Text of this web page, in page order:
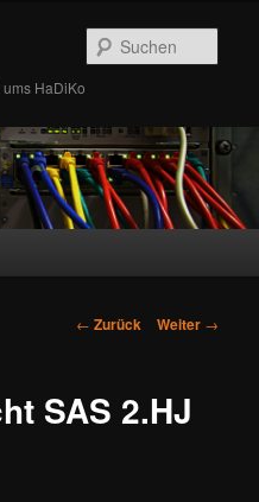
HaDiKo
Beitrags-
← Zurück Weiter →
SAS 2.HJ